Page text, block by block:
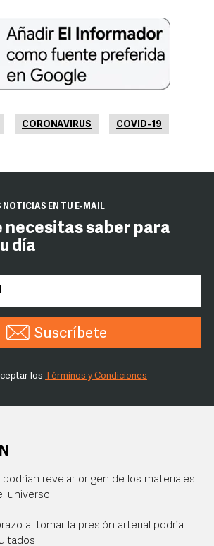
CORONAVIRUS COVID-19
NOTICIAS EN TU E-MAIL
necesitas saber para
día
Suscríbete
los Términos y Condiciones
revelar origen de los materiales
universo
al tomar la presión arterial podría